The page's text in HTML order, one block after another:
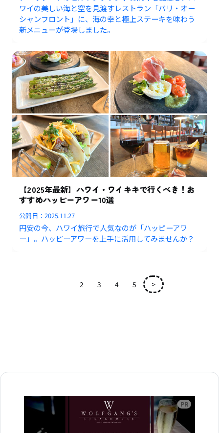
ワイの美しい海と空を見渡すレストラン「バリ・オー
シャンフロント」に、海の幸と極上ステーキを味わう
新メニューが登場しました。
【2025年最新】ハワイ・ワイキキで行くべき！お
すすめハッピーアワー10選
公開日：2025.11.27
円安の今、ハワイ旅行で人気なのが「ハッピーアワ
ー」。ハッピーアワーを上手に活用してみませんか？
2 3 4 5 >
広告